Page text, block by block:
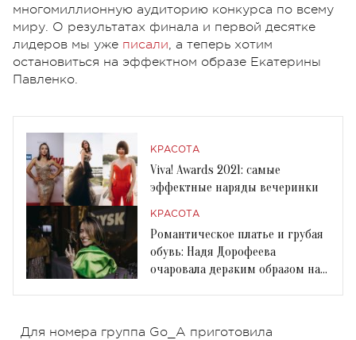
многомиллионную аудиторию конкурса по всему
миру. О результатах финала и первой десятке
лидеров мы уже писали, а теперь хотим
остановиться на эффектном образе Екатерины
Павленко.
КРАСОТА
Viva! Awards 2021: самые
эффектные наряды вечеринки
КРАСОТА
Романтическое платье и грубая
обувь: Надя Дорофеева
очаровала дерзким образом на
Для номера группа Go_A приготовила